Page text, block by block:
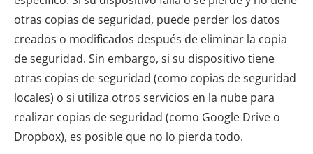
otras copias de seguridad, puede perder los datos
creados o modificados después de eliminar la copia
de seguridad. Sin embargo, si su dispositivo tiene
otras copias de seguridad (como copias de seguridad
locales) o si utiliza otros servicios en la nube para
realizar copias de seguridad (como Google Drive o
Dropbox), es posible que no lo pierda todo.